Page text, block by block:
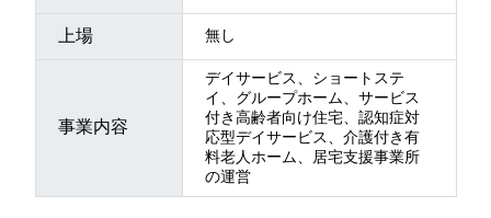
上場 無し
事業内容
デイサービス、ショートステ
イ、グループホーム、サービス
付き高齢者向け住宅、認知症対
応型デイサービス、介護付き有
料老人ホーム、居宅支援事業所
の運営